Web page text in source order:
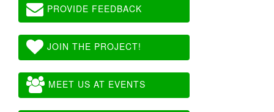
PROVIDE FEEDBACK
JOIN THE PROJECT!
MEET US AT EVENTS